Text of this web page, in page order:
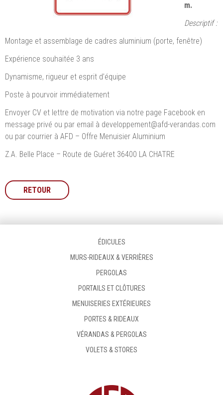
m.
Descriptif :
Montage et assemblage de cadres aluminium (porte, fenêtre)
Expérience souhaitée 3 ans
Dynamisme, rigueur et esprit d’équipe
Poste à pourvoir immédiatement
Envoyer CV et lettre de motivation via notre page Facebook en
message privé ou par email à developpement@afd-verandas.com
ou par courrier à AFD – Offre Menuisier Aluminium
Z.A. Belle Place – Route de Guéret 36400 LA CHATRE
RETOUR
ÉDICULES
MURS-RIDEAUX & VERRIÈRES
PERGOLAS
PORTAILS ET CLÔTURES
MENUISERIES EXTÉRIEURES
PORTES & RIDEAUX
VÉRANDAS & PERGOLAS
VOLETS & STORES